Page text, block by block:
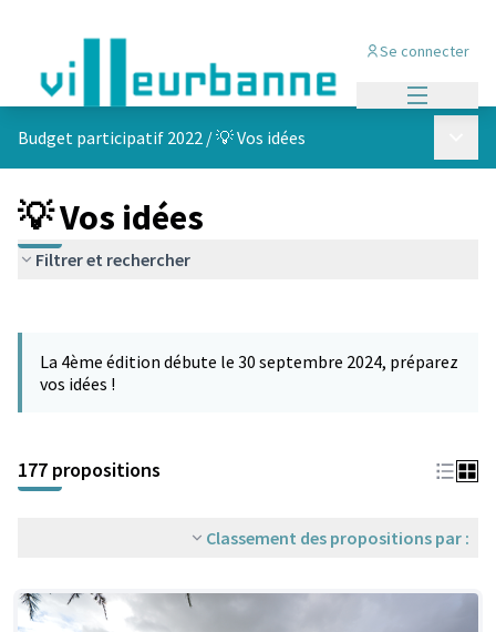
Se connecter
Budget participatif 2022 /💡 Vos idées
💡 Vos idées
Filtrer et rechercher
−
La 4ème édition débute le 30 septembre 2024, préparez
vos idées !
177 propositions
Classement des propositions par :